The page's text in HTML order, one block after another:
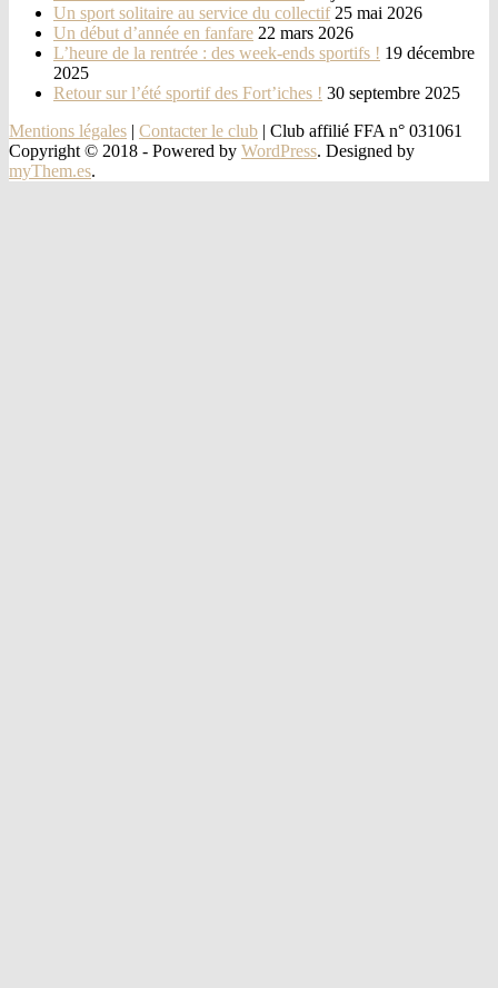
Un sport solitaire au service du collectif 25 mai 2026
Un début d’année en fanfare 22 mars 2026
L’heure de la rentrée : des week-ends sportifs ! 19 décembre
2025
Retour sur l’été sportif des Fort’iches ! 30 septembre 2025
Mentions légales | Contacter le club | Club affilié FFA n° 031061
Copyright © 2018 - Powered by WordPress. Designed by
myThem.es.